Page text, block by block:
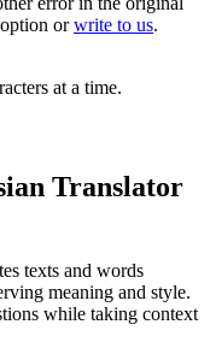
orwrite to us.
at a time.
Translator
texts and words
meaning and style.
while taking context